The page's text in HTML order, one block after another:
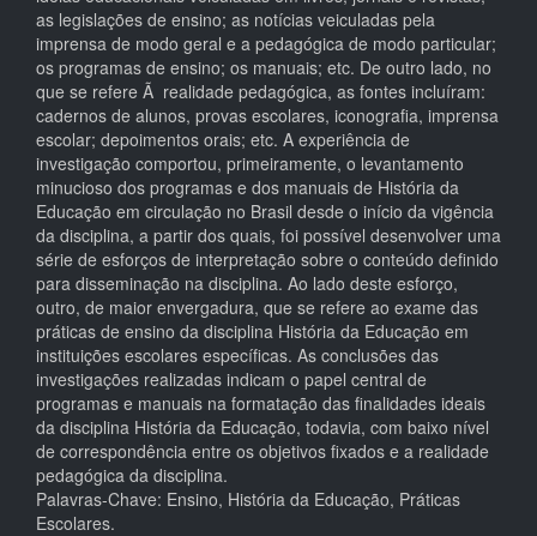
as legislações de ensino; as notícias veiculadas pela
imprensa de modo geral e a pedagógica de modo particular;
os programas de ensino; os manuais; etc. De outro lado, no
que se refere Ã realidade pedagógica, as fontes incluíram:
cadernos de alunos, provas escolares, iconografia, imprensa
escolar; depoimentos orais; etc. A experiência de
investigação comportou, primeiramente, o levantamento
minucioso dos programas e dos manuais de História da
Educação em circulação no Brasil desde o início da vigência
da disciplina, a partir dos quais, foi possível desenvolver uma
série de esforços de interpretação sobre o conteúdo definido
para disseminação na disciplina. Ao lado deste esforço,
outro, de maior envergadura, que se refere ao exame das
práticas de ensino da disciplina História da Educação em
instituições escolares específicas. As conclusões das
investigações realizadas indicam o papel central de
programas e manuais na formatação das finalidades ideais
da disciplina História da Educação, todavia, com baixo nível
de correspondência entre os objetivos fixados e a realidade
pedagógica da disciplina.
Palavras-Chave: Ensino, História da Educação, Práticas
Escolares.